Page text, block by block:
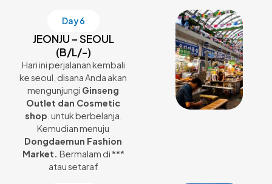
Day 6
JEONJU – SEOUL
(B/L/-)
Hari ini perjalanan kembali
ke seoul, disana Anda akan
mengunjungi Ginseng
Outlet dan Cosmetic
shop . untuk berbelanja.
Kemudian menuju
Dongdaemun Fashion
Market. Bermalam di ***
atau setaraf